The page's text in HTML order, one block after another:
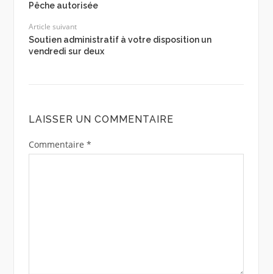
Pêche autorisée
Article suivant
Soutien administratif à votre disposition un
vendredi sur deux
LAISSER UN COMMENTAIRE
Commentaire *